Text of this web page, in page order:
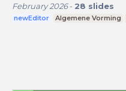
February 2026- 28 slides
newEditor Algemene Vorming